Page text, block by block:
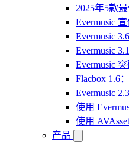
2025年5款
Evermusic
Evermusic
Evermusic
Evermusic
Flacbox 1.6
Evermusic
使用
使用
产品